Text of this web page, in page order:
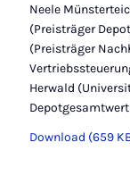
Neele
(Preisträger
(Preisträger
Herwald
Download (659